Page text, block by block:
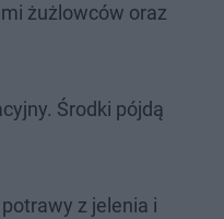
żużlowców oraz
Środki pójdą
z jelenia i